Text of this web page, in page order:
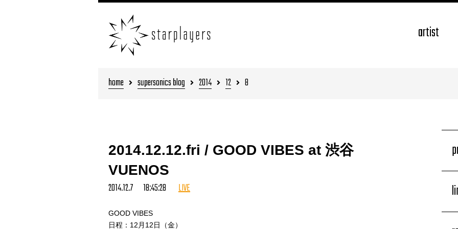
artist
home supersonics blog 2014 12 8
2014.12.12.fri / GOOD VIBES at 渋谷
VUENOS
2014.12.7 18:45:28 LIVE
GOOD VIBES
日程：12月12日（金）